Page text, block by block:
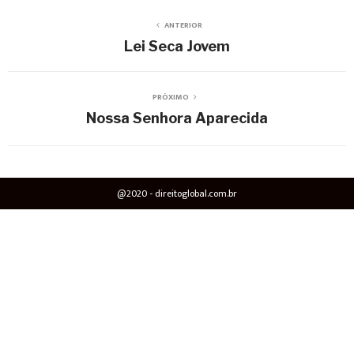
ANTERIOR
Lei Seca Jovem
PRÓXIMO
Nossa Senhora Aparecida
@2020 - direitoglobal.com.br